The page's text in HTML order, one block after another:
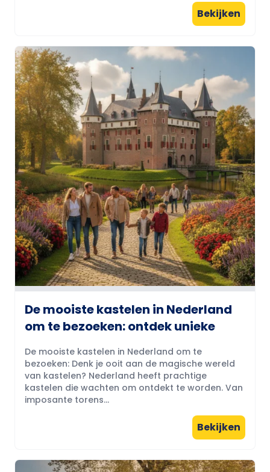
Bekijken
De mooiste kastelen in Nederland
om te bezoeken: ontdek unieke
De mooiste kastelen in Nederland om te
bezoeken: Denk je ooit aan de magische wereld
van kastelen? Nederland heeft prachtige
kastelen die wachten om ontdekt te worden. Van
imposante torens...
Bekijken